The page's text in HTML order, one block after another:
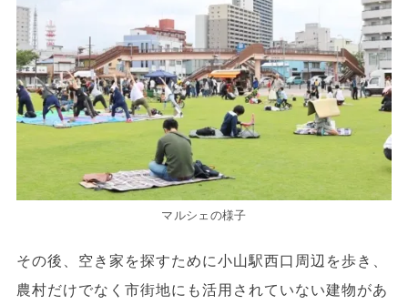
マルシェの様子
その後、空き家を探すために小山駅西口周辺を歩き、
農村だけでなく市街地にも活用されていない建物があ